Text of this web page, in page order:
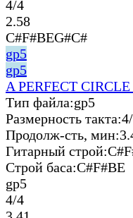
4/4
2.58
C#F#BEG#C#
gp5
gp5
A PERFECT
Тип файла:gp5
Размерность такта:
Продолж-сть, мин:
Гитарный строй:
Строй баса:C#F#BE
gp5
4/4